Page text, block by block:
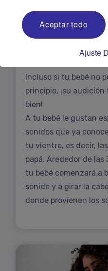
ESCUCHAR
Incluso si tu bebé no
principio, ¡su
bien!
A tu bebé le gustan
sonidos que ya
tu vientre, es decir,
papá. Arededor de las
tu bebé comenzará a
sonido y a girar la
donde provienen los
Aceptar todo
Ajuste